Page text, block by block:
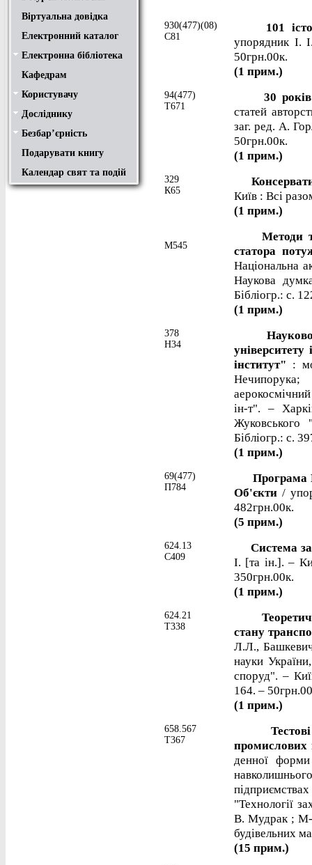
Віртуальна довідка
Електронний каталог
Електронна бібліотека
Положення
Доступ
Авторам
Пошук у ЕК. Інструкція
Кафедрам
Користувачу
Правила користування
Про обхідний лист
Медіатека "NMCBOOK"
Підручники онлайн
Путівник бібліотеками
Переходь на українську
Вивчаємо іноземну мову
Опис документів
Конференції НТУ
Досліднику
Законодавча база
Academic integrity
Плагіат
Локальний доступ
Ресурси вільного доступу
Наукова періодика
Бібліографічні менеджери
Безбар’єрність
Безбар’єрність це…
Путівник веб-ресурсами
Подарувати книгу
Календар свят та подій
930(477)(08)
С81
101
упорядник І.
50грн.00к.
(1 прим.)
94(477)
Т671
30 років
статей
заг. ред. А.
50грн.00к.
(1 прим.)
329
К65
Київ : Всі
(1 прим.)
М545
Методи та
статора
Національна
Наукова
Бібліогр.: с.
(1 прим.)
378
Н34
Науково-
інститут" :
ін-т". –
Жуковського
Бібліогр.: с.
(1 прим.)
69(477)
П784
Програма
Об'єкти /
482грн.00к.
(5 прим.)
624.13
С409
Система
І. [та ін.]. –
350грн.00к.
(1 прим.)
624.21
Т338
стану
Л.Л.,
науки
споруд". –
164. –
(1 прим.)
658.567
Т367
Тестові
промислових
денної форми
"Технології
В. Мудрак ; М-
будівельних
(15 прим.)